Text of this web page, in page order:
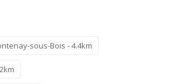
sous-Bois - 4.4km